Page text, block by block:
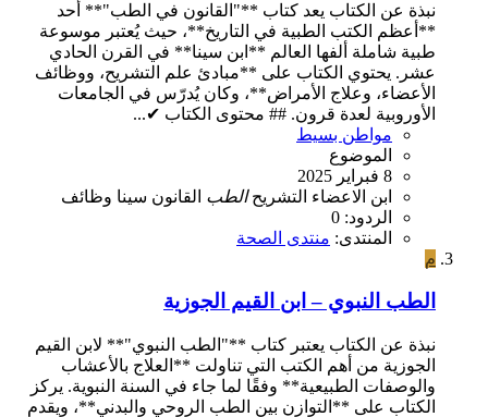
نبذة عن الكتاب يعد كتاب **"القانون في الطب"** أحد
**أعظم الكتب الطبية في التاريخ**، حيث يُعتبر موسوعة
طبية شاملة ألفها العالم **ابن سينا** في القرن الحادي
عشر. يحتوي الكتاب على **مبادئ علم التشريح، ووظائف
الأعضاء، وعلاج الأمراض**، وكان يُدرّس في الجامعات
الأوروبية لعدة قرون. ## محتوى الكتاب ✔...
مواطن بسيط
الموضوع
8 فبراير 2025
ابن الاعضاء التشريحالطب القانون سينا وظائف
الردود: 0
المنتدى: منتدى الصحة
م
الطب النبوي – ابن القيم الجوزية
نبذة عن الكتاب يعتبر كتاب **"الطب النبوي"** لابن القيم
الجوزية من أهم الكتب التي تناولت **العلاج بالأعشاب
والوصفات الطبيعية** وفقًا لما جاء في السنة النبوية. يركز
الكتاب على **التوازن بين الطب الروحي والبدني**، ويقدم